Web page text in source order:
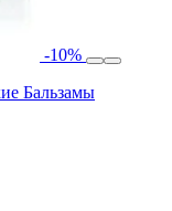
-10%
Бальзамы